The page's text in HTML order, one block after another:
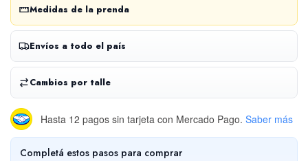
Medidas de la prenda
Envíos a todo el país
Cambios por talle
Hasta 12 pagos sin tarjeta con Mercado Pago. Saber más
Completá estos pasos para comprar